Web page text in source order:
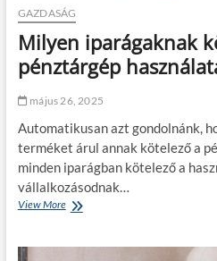
é
n
y
á
é
k
:
h
o
g
y
a
l
GAZDASÁG
Milyen iparágaknak
pénztárgép
május 26, 2025
Automatikusan azt gondolnánk,
terméket árul annak kötelező a
minden iparágban kötelező a
vállalkozásodnak…
View MoreM